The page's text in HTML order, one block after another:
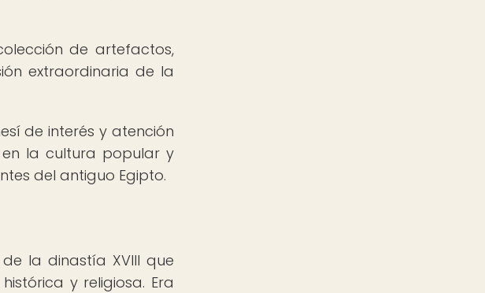
de artefactos,
extraordinaria de la
de interés y atención
la cultura popular y
del antiguo Egipto.
la dinastía XVIII que
y religiosa. Era